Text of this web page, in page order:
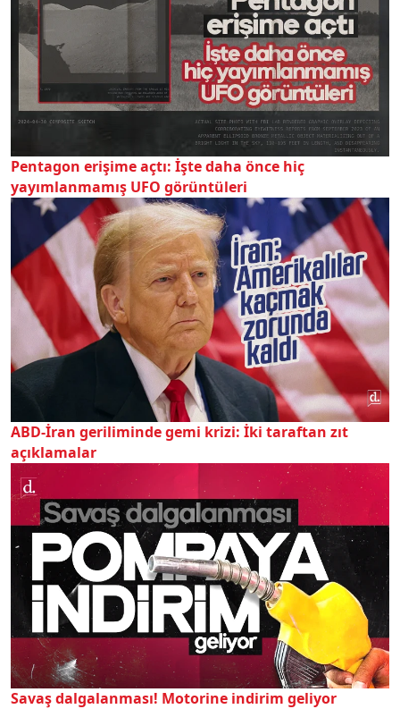
Pentagon erişime açtı: İşte daha önce hiç
yayımlanmamış UFO görüntüleri
ABD-İran geriliminde gemi krizi: İki taraftan zıt
açıklamalar
Savaş dalgalanması! Motorine indirim geliyor